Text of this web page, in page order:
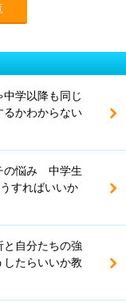
学以降も同じ
るかわからない
の悩み 中学生
すればいいか
自分たちの強
たらいいか教